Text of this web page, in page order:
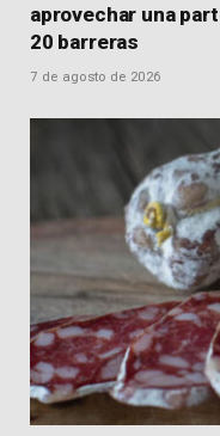
aprovechar una
20 barreras
7 de agosto de 2026